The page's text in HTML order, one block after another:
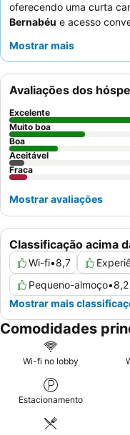
oferecendo uma curta
Bernabéu e acesso
únicas, comojogos de
consistentemente
excecionais,
altamente avaliado e
tranquila, os hóspedes
virado para o jardim.
Mostrar mais
Classificação acima
Wi-fi•8,7
Pequeno-almoço•8,2
Mostrar mais
Avaliações dos
Excelente
Muito boa
Boa
Aceitável
Fraca
Mostrar avaliações
Comodidades
Wi-fi no lobby
Estacionamento